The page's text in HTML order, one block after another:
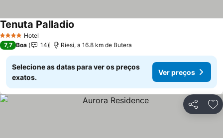
4 EstrelasHotel
Tenuta Palladio
7,7 Boa 14 Riesi, a 16.8 km de Butera
Selecione as datas para ver os preços
exatos.
Ver preços
Partilhar